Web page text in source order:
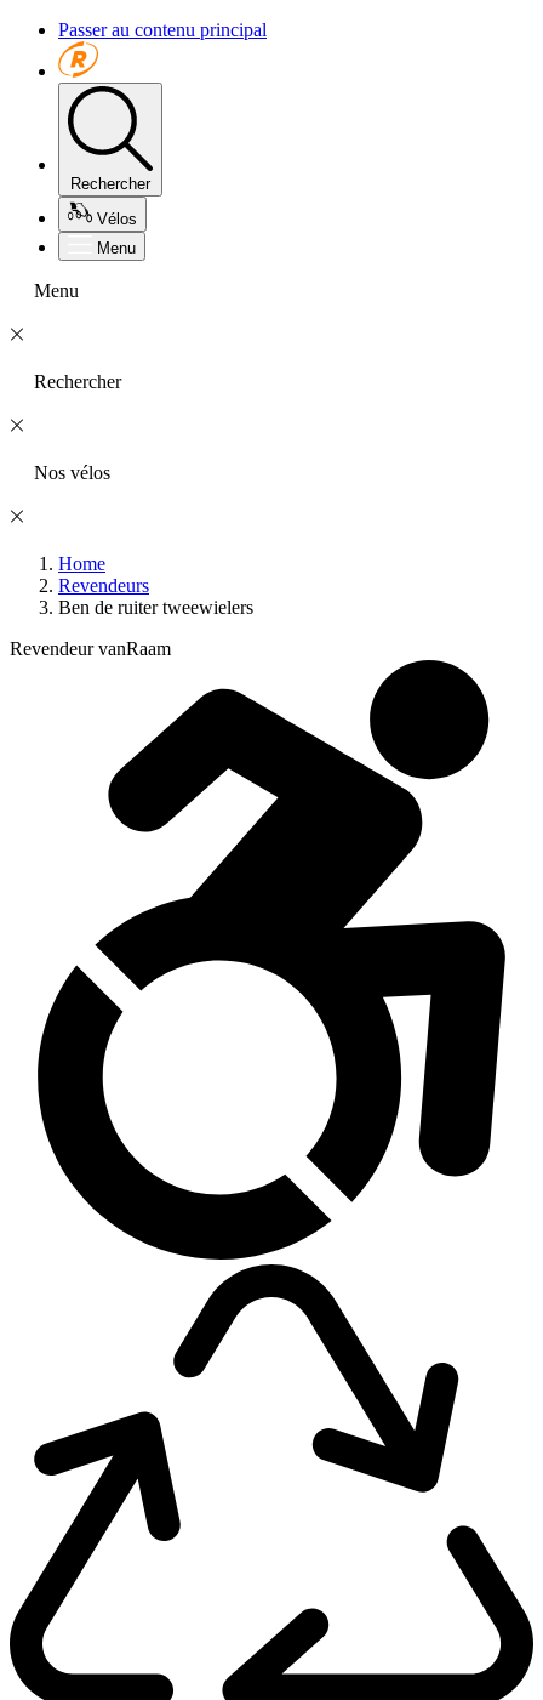
Passer au contenu principal
Rechercher
Vélos
Menu
Menu
Rechercher
Nos vélos
Home
Revendeurs
Ben de ruiter tweewielers
Revendeur vanRaam